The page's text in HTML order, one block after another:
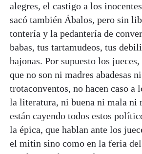
alegres, el castigo a los
sacó también Ábalos, pero sin
tontería y la pedantería de
babas, tus tartamudeos, tus
bajonas. Por supuesto los jueces,
que no son ni madres abadesas
trotaconventos, no hacen caso a
la literatura, ni buena ni mala ni
están cayendo todos estos
la épica, que hablan ante los
el mitin sino como en la feria